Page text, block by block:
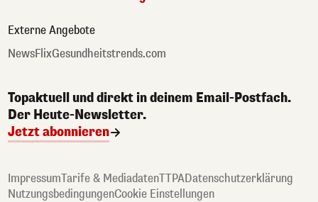
Externe Angebote
NewsFlixGesundheitstrends.com
Topaktuell und direkt in deinem Email-Postfach.
Der Heute-Newsletter.
Jetzt abonnieren
ImpressumTarife & MediadatenTTPADatenschutzerklärung
NutzungsbedingungenCookie Einstellungen